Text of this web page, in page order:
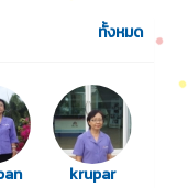
ทั้งหมด
krupar